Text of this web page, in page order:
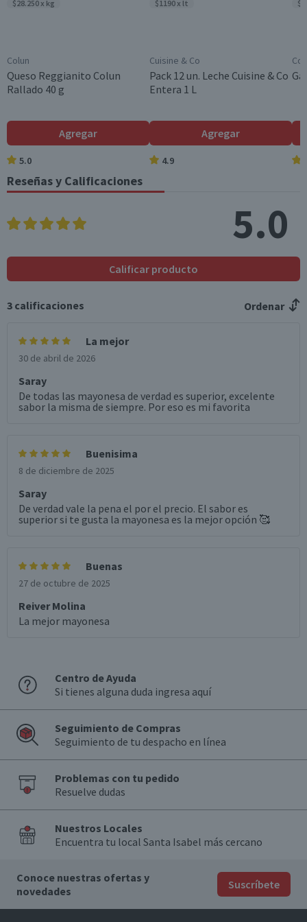
$28.250 x kg
Colun
Queso Reggianito Colun
Rallado 40 g
Agregar
5.0
$1190 x lt
Cuisine & Co
Pack 12 un. Leche Cuisine & Co
Entera 1 L
Agregar
4.9
Reseñas y Calificaciones
5.0
Calificar producto
3 calificaciones Ordenar
La mejor
30 de abril de 2026
Saray
De todas las mayonesa de verdad es superior, excelente
sabor la misma de siempre. Por eso es mi favorita
Buenisima
8 de diciembre de 2025
Saray
De verdad vale la pena el por el precio. El sabor es
superior si te gusta la mayonesa es la mejor opción 🥰
Buenas
27 de octubre de 2025
Reiver Molina
La mejor mayonesa
Centro de Ayuda
Si tienes alguna duda ingresa aquí
Seguimiento de Compras
Seguimiento de tu despacho en línea
Problemas con tu pedido
Resuelve dudas
Nuestros Locales
Encuentra tu local Santa Isabel más cercano
Conoce nuestras ofertas y
novedades
Suscríbete